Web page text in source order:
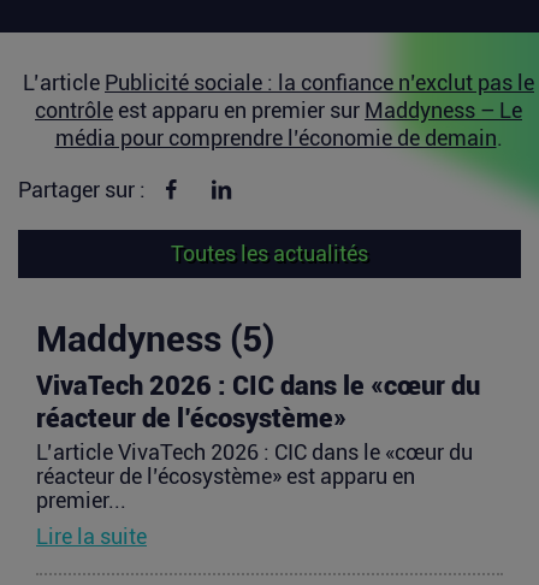
L’article Publicité sociale : la confiance n’exclut pas le
contrôle est apparu en premier sur Maddyness – Le
média pour comprendre l’économie de demain.
Partager sur : Partager sur Facebook
Toutes les actualités
Maddyness (5)
VivaTech 2026 : CIC dans le «cœur du
réacteur de l’écosystème»
L’article VivaTech 2026 : CIC dans le «cœur du
réacteur de l’écosystème» est apparu en
premier...
Lire la suite